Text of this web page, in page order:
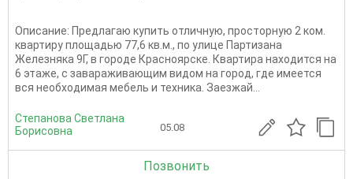
Описание: Предлагаю купить отличную, просторную 2 ком.
квартиру площадью 77,6 кв.м., по улице Партизана
Железняка 9Г, в городе Красноярске. Квартира находится на
6 этаже, с завараживающим видом на город, где имеется
вся необходимая мебель и техника. Заезжай...
Степанова Светлана
Борисовна
05.08
Позвонить